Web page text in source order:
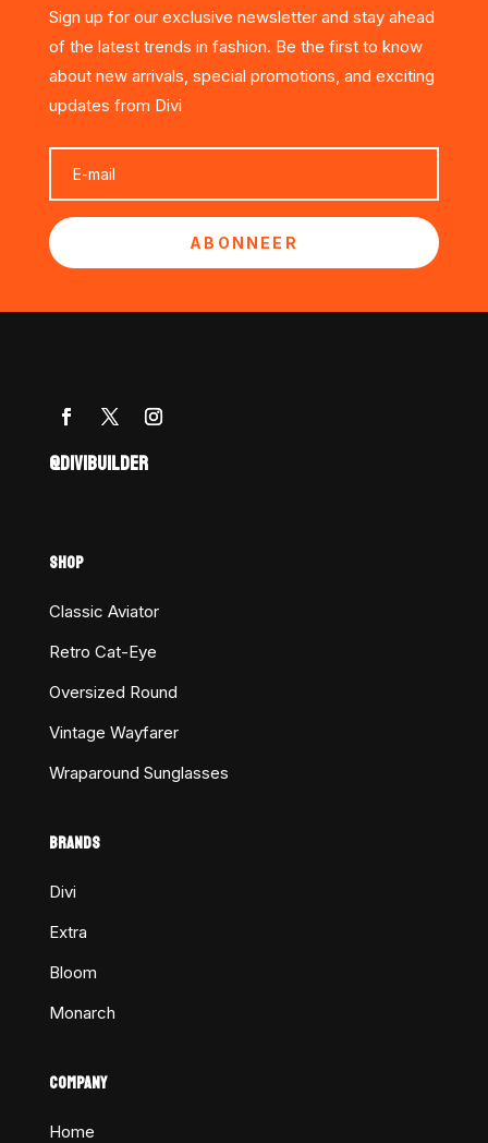
Sign up for our exclusive newsletter and stay ahead
of the latest trends in fashion. Be the first to know
about new arrivals, special promotions, and exciting
updates from Divi
ABONNEER
@DIVIBUILDER
SHOP
Classic Aviator
Retro Cat-Eye
Oversized Round
Vintage Wayfarer
Wraparound Sunglasses
BRANDS
Divi
Extra
Bloom
Monarch
COMPANY
Home